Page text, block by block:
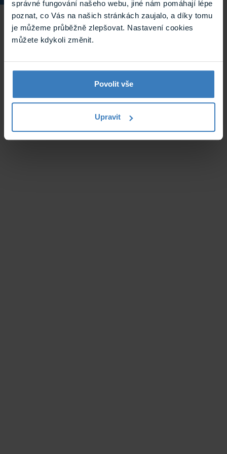
správné fungování našeho webu, jiné nám pomáhají lépe
poznat, co Vás na našich stránkách zaujalo, a díky tomu
je můžeme průběžně zlepšovat. Nastavení cookies
můžete kdykoli změnit.
Povolit vše
Upravit
svorkovnici a ...
Skladem
S05SE